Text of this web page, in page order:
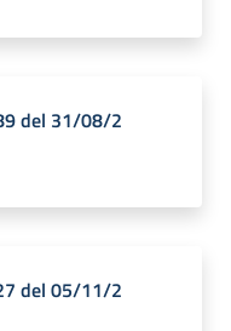
del 31/08/2
del 05/11/2